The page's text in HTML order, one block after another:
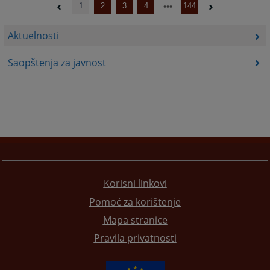
Aktuelnosti
Saopštenja za javnost
1 2 3 4 144
Korisni linkovi
Pomoć za korištenje
Mapa stranice
Pravila privatnosti